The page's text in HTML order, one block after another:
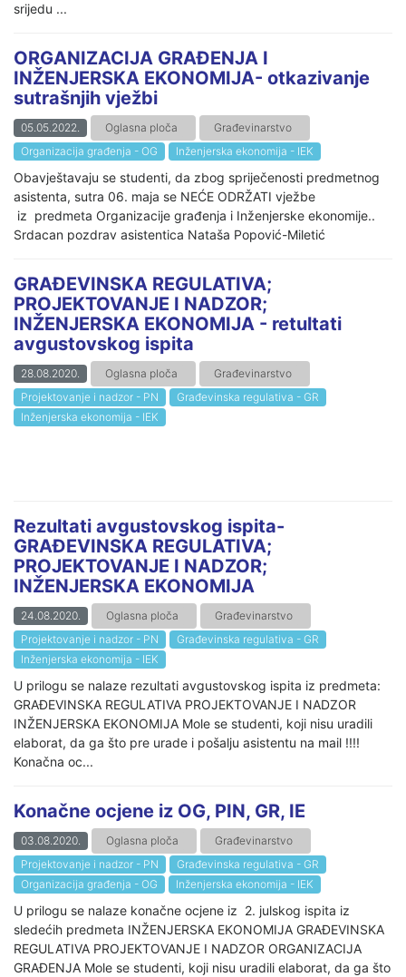
srijedu ...
ORGANIZACIJA GRAĐENJA I
INŽENJERSKA EKONOMIJA- otkazivanje
sutrašnjih vježbi
05.05.2022. Oglasna ploča
Građevinarstvo
Organizacija građenja - OG
Inženjerska ekonomija - IEK
Obavještavaju se studenti, da zbog spriječenosti predmetnog
asistenta, sutra 06. maja se NEĆE ODRŽATI vježbe
iz predmeta Organizacije građenja i Inženjerske ekonomije..
Srdacan pozdrav asistentica Nataša Popović-Miletić
GRAĐEVINSKA REGULATIVA;
PROJEKTOVANJE I NADZOR;
INŽENJERSKA EKONOMIJA - retultati
avgustovskog ispita
28.08.2020. Oglasna ploča
Građevinarstvo
Projektovanje i nadzor - PN
Građevinska regulativa - GR
Inženjerska ekonomija - IEK
Rezultati avgustovskog ispita-
GRAĐEVINSKA REGULATIVA;
PROJEKTOVANJE I NADZOR;
INŽENJERSKA EKONOMIJA
24.08.2020. Oglasna ploča
Građevinarstvo
Projektovanje i nadzor - PN
Građevinska regulativa - GR
Inženjerska ekonomija - IEK
U prilogu se nalaze rezultati avgustovskog ispita iz predmeta:
GRAĐEVINSKA REGULATIVA PROJEKTOVANJE I NADZOR
INŽENJERSKA EKONOMIJA Mole se studenti, koji nisu uradili
elaborat, da ga što pre urade i pošalju asistentu na mail !!!!
Konačna oc...
Konačne ocjene iz OG, PIN, GR, IE
03.08.2020. Oglasna ploča
Građevinarstvo
Projektovanje i nadzor - PN
Građevinska regulativa - GR
Organizacija građenja - OG
Inženjerska ekonomija - IEK
U prilogu se nalaze konačne ocjene iz 2. julskog ispita iz
sledećih predmeta INŽENJERSKA EKONOMIJA GRAĐEVINSKA
REGULATIVA PROJEKTOVANJE I NADZOR ORGANIZACIJA
GRAĐENJA Mole se studenti, koji nisu uradili elaborat, da ga što